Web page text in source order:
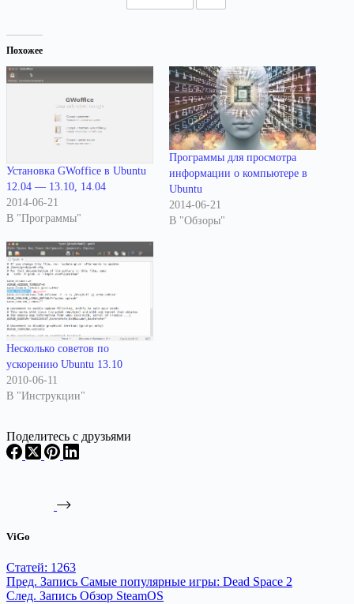
Похожее
Установка GWoffice в Ubuntu
12.04 — 13.10, 14.04
2014-06-21
В "Программы"
Программы для просмотра
информации о компьютере в
Ubuntu
2014-06-21
В "Обзоры"
Несколько советов по
ускорению Ubuntu 13.10
2010-06-11
В "Инструкции"
Поделитесь с друзьями
ViGo
Статей: 1263
Пред. Запись Самые популярные игры: Dead Space 2
След. Запись Обзор SteamOS